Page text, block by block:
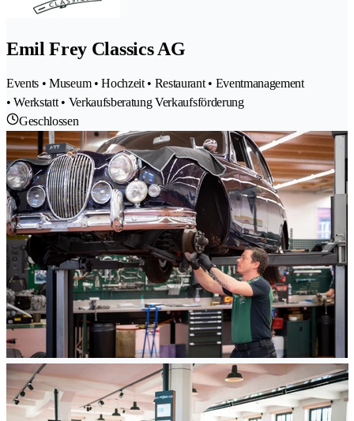
Emil Frey Classics AG
Events • Museum • Hochzeit • Restaurant • Eventmanagement
• Werkstatt • Verkaufsberatung Verkaufsförderung
Geschlossen